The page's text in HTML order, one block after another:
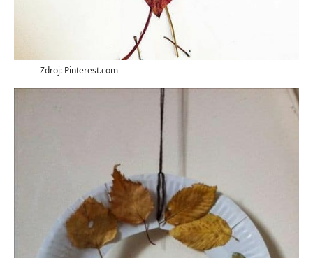
Zdroj: Pinterest.com